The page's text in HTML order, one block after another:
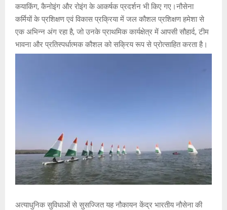
कयाकिंग, कैनोइंग और रोइंग के आकर्षक प्रदर्शन भी किए गए।नौसेना
कर्मियों के प्रशिक्षण एवं विकास प्रक्रिया में जल कौशल प्रशिक्षण हमेशा से
एक अभिन्न अंग रहा है, जो उनके प्राथमिक कार्यक्षेत्र में आपसी सौहार्द, टीम
भावना और प्रतिस्पर्धात्मक कौशल को सक्रिय रूप से प्रोत्साहित करता है।
अत्याधुनिक सुविधाओं से सुसज्जित यह नौकायन केंद्र भारतीय नौसेना की